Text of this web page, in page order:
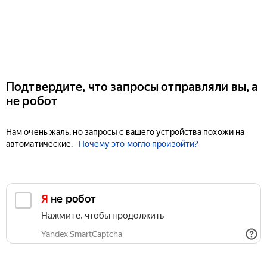
Подтвердите, что запросы отправляли вы, а
не робот
Нам очень жаль, но запросы с вашего устройства похожи на
автоматические.
Почему это могло произойти?
Я не робот
Нажмите, чтобы продолжить
Yandex SmartCaptcha